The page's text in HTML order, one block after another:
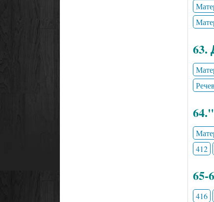
63.
412
65-
416